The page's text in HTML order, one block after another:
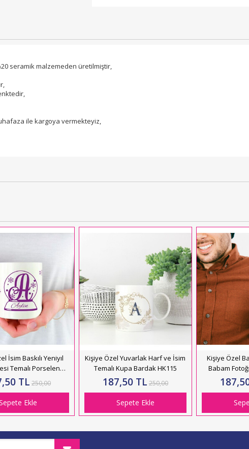
seramik malzemeden üretilmiştir,
ile kargoya vermekteyiz,
İsim Baskılı Yeniyıl
Temalı Porselen
Bardak HK2424
TL 250,00
Ekle
Kişiye Özel Yuvarlak Harf ve İsim
Temalı Kupa Bardak HK115
187,50 TL 250,00
Sepete Ekle
Kişiye Özel
Babam